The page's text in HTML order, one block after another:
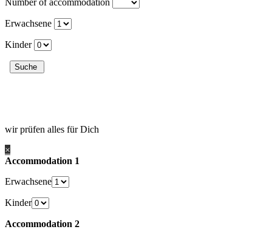
Erwachsene
Kinder
wir prüfen alles für Dich
×
Accommodation 1
Erwachsene
Kinder
Accommodation 2